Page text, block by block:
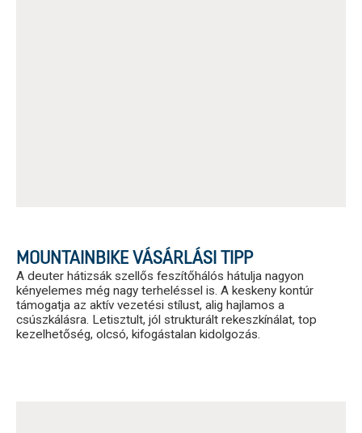
MOUNTAINBIKE VÁSÁRLÁSI TIPP
A deuter hátizsák szellős feszítőhálós hátulja nagyon
kényelemes még nagy terheléssel is. A keskeny kontúr
támogatja az aktív vezetési stílust, alig hajlamos a
csúszkálásra. Letisztult, jól strukturált rekeszkínálat, top
kezelhetőség, olcsó, kifogástalan kidolgozás.